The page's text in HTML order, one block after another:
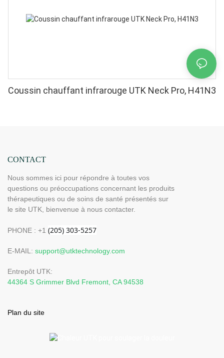
Coussin chauffant infrarouge UTK Neck Pro, H41N3
CONTACT
Nous sommes ici pour répondre à toutes vos
questions ou préoccupations concernant les produits
thérapeutiques ou de soins de santé présentés sur
le site UTK, bienvenue à nous contacter.
PHONE : +1
E-MAIL: support@utktechnology.com
Entrepôt UTK:
44364 S Grimmer Blvd Fremont, CA 94538
Plan du site